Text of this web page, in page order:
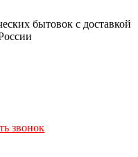
бытовок с доставкой
звонок